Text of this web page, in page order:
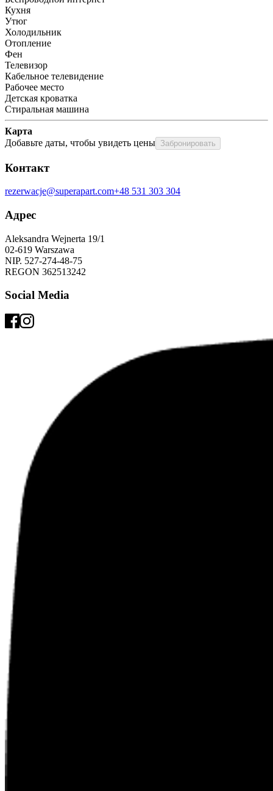
Кухня
Утюг
Холодильник
Отопление
Фен
Телевизор
Кабельное телевидение
Рабочее место
Детская кроватка
Стиральная машина
Карта
Добавьте даты, чтобы увидеть цены Забронировать
Контакт
rezerwacje@superapart.com+48 531 303 304
Адрес
Aleksandra Wejnerta 19/1
02-619 Warszawa
NIP. 527-274-48-75
REGON 362513242
Social Media